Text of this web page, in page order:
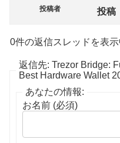
投稿者 投稿
0件の返信スレッドを表示
返信先: Trezor Bridge:
Best Hardware Wallet
あなたの情報:
お名前 (必須)